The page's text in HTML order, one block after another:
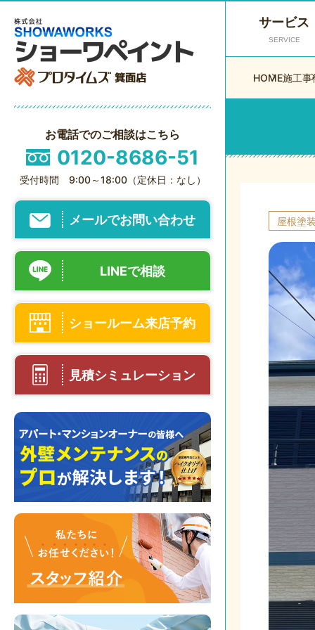
お電話でのご相談はこちら
0120-8686-51
受付時間 9:00～18:00（定休日：なし）
メールでお問い合わせ
LINEで相談
ショールーム来店予約
見積シミュレーション
サービス
SERVICE
HOME施工事
屋根塗